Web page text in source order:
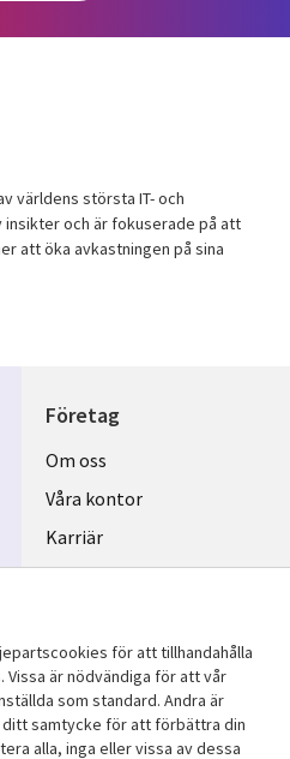
världens största IT- och
och är fokuserade på att
att öka avkastningen på sina
Företag
Useful
links
SWEDEN
Om oss
Våra kontor
Karriär
Hållbarhet
för att tillhandahålla
är nödvändiga för att vår
som standard. Andra är
samtycke för att förbättra din
alla, inga eller vissa av dessa